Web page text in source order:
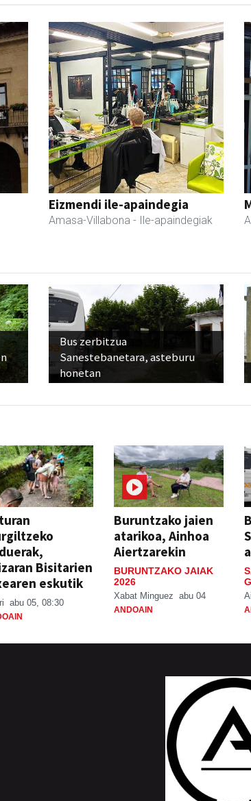
Eizmendi ile-apaindegia
Amasa-Villabona - Ile-apaindegiak
Bus zerbitzua
Sanestebanetara, asteburu
honetan
Bisitarien
eskutik
abu 05, 08:30
Buruntzako jaien
atarikoa, Ainhoa
Aiertzarekin
BURUNTZAKO JAIAK
2026
Xabat Minguez abu 04
ANDOAIN